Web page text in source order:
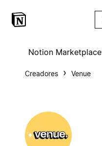
Notion Marketplace
Creadores Venue